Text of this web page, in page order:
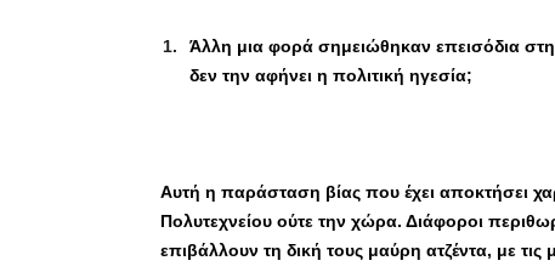
Άλλη μια φορά σημειώθηκαν επεισόδια
δεν την αφήνει η πολιτική ηγεσία;
Αυτή η παράσταση βίας που έχει αποκτήσει
Πολυτεχνείου ούτε την χώρα. Διάφοροι
επιβάλλουν τη δική τους μαύρη ατζέντα, με